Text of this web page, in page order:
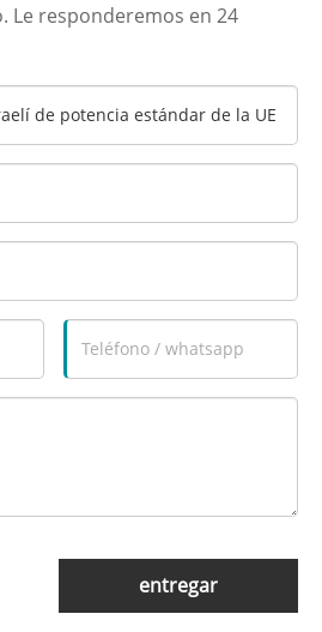
Le responderemos en 24
entregar